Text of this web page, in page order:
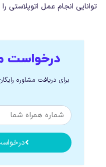
توانایی انجام عمل اتوپلاستی
درخواست
برای دریافت مشاوره